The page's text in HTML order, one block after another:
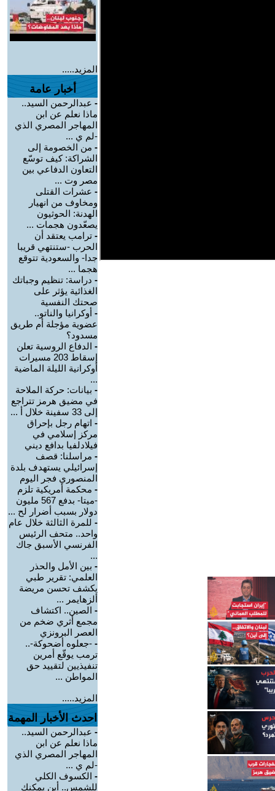
المزيد.....
أخبار عامة
- عبدالرحمن السيد..
ماذا نعلم عن ابن
المهاجر المصري الذي
-لم ي ...
- من الخصومة إلى
الشراكة: كيف توسّع
التعاون الدفاعي بين
مصر وت ...
- عشرات القتلى
ومخاوف من انهيار
الهدنة: الحوثيون
يصعّدون هجمات ...
- ترامب يعتقد أن
الحرب -ستنتهي قريبا
جدا- والسعودية تتوقع
هجما ...
- دراسة: تنظيم وجباتك
الغذائية يؤثر على
صحتك النفسية
- أوكرانيا والناتو..
عضوية مؤجلة أم طريق
مسدود؟
- الدفاع الروسية تعلن
إسقاط 203 مسيرات
أوكرانية الليلة الماضية
...
- بيانات: حركة الملاحة
في مضيق هرمز تتراجع
إلى 33 سفينة خلال أ ...
- اتهام رجل بإحراق
مركز إسلامي في
فيلادلفيا بدافع ديني
- مراسلنا: قصف
إسرائيلي يستهدف بلدة
المنصوري فجر اليوم
- محكمة أمريكية تلزم
-ميتا- بدفع 567 مليون
دولار بسبب أضرار لح ...
- للمرة الثالثة خلال عام
واحد.. متحف الرئيس
الفرنسي الأسبق جاك
...
- بين الأمل والحذر
العلمي: تقرير طبي
يكشف تحسن مريضة
ألزهايمر ...
- الصين.. اكتشاف
مجمع أثري ضخم من
العصر البرونزي
- -جعلوه أضحوكة-..
ترمب يوقّع أمرين
تنفيذيين لتقييد حق
المواطن ...
المزيد.....
احدث الأخبار المهمة
- عبدالرحمن السيد..
ماذا نعلم عن ابن
المهاجر المصري الذي
-لم ي ...
- الكسوف الكلي
للشمس.. أين يمكنك